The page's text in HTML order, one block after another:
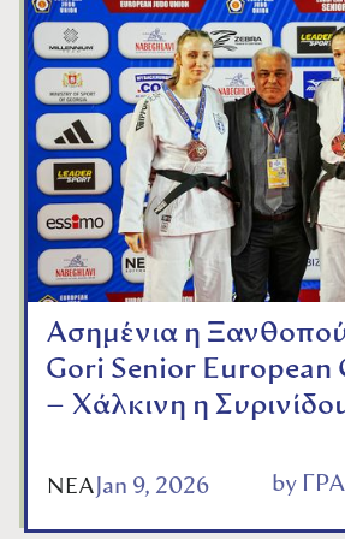
Ασημένια η
Gori Senior European
– Χάλκινη η
ΝΕΑ Jan 9, 2026 by